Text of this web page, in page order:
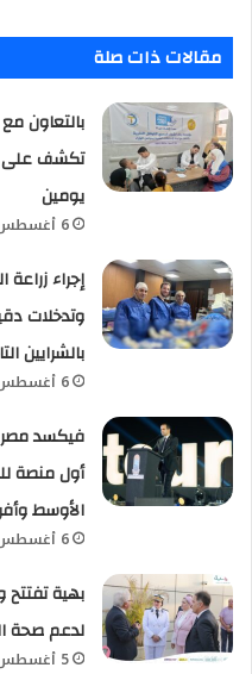
مقالات ذات صلة
بالتعاون
يومين
6 أغسطس، 2026
وتدخلات
بالشرايين
6 أغسطس، 2026
أول منصة
الأوسط
6 أغسطس، 2026
بهية تفتتح
لدعم صحة
5 أغسطس، 2026